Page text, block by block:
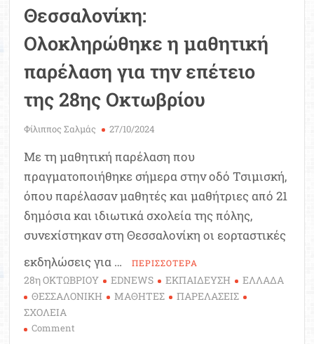
Θεσσαλονίκη:
Ολοκληρώθηκε η μαθητική
παρέλαση για την επέτειο
της 28ης Οκτωβρίου
Φίλιππος Σαλμάς 27/10/2024
Με τη μαθητική παρέλαση που
πραγματοποιήθηκε σήμερα στην οδό Τσιμισκή,
όπου παρέλασαν μαθητές και μαθήτριες από 21
δημόσια και ιδιωτικά σχολεία της πόλης,
συνεχίστηκαν στη Θεσσαλονίκη οι εορταστικές
εκδηλώσεις για …
ΠΕΡΙΣΣΟΤΕΡΑ
28η ΟΚΤΩΒΡΙΟΥ EDNEWS ΕΚΠΑΙΔΕΥΣΗ
ΕΛΛΑΔΑ
ΘΕΣΣΑΛΟΝΙΚΗ
ΜΑΘΗΤΕΣ
ΠΑΡΕΛΑΣΕΙΣ
ΣΧΟΛΕΙΑ
Comment